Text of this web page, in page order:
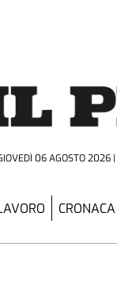
06 AGOSTO 2026
CRONACA